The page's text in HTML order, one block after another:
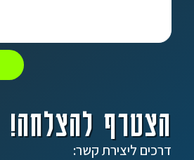
הצטרף להצלחה!
דרכים ליצירת קשר: